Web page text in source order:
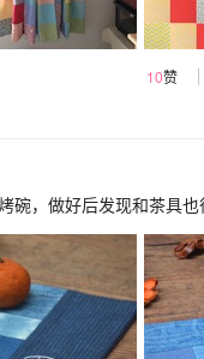
10赞
碗，做好后发现和茶具也